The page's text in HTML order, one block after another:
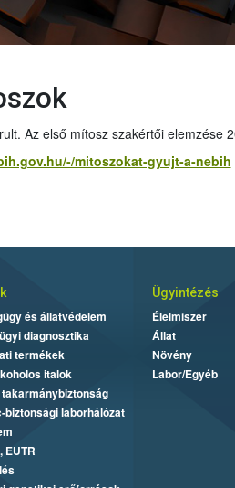
Az első mítosz szakértői elemzése
mitoszokat-gyujt-a-nebih
és állatvédelem
diagnosztika
termékek
italok
biztonsági laborhálózat
EUTR
Ügyintézés
Élelmiszer
Állat
Növény
Labor/Egyéb